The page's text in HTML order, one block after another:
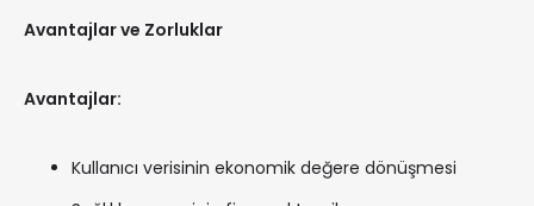
Avantajlar ve Zorluklar
Avantajlar:
Kullanıcı verisinin ekonomik değere dönüşmesi